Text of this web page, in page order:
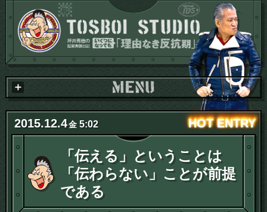
2015.12.4金5:02
「伝える」ということは
「伝わらない」ことが前提
である